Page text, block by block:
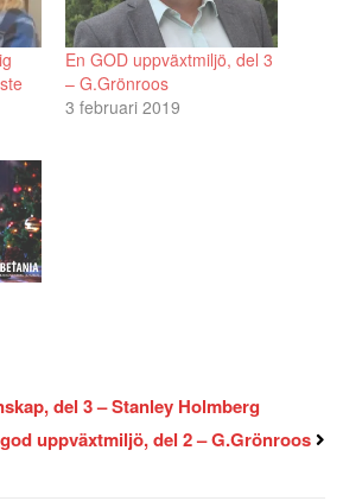
En GOD uppväxtmiljö, del 3
– G.Grönroos
3 februari 2019
del 3 – Stanley Holmberg
uppväxtmiljö, del 2 – G.Grönroos